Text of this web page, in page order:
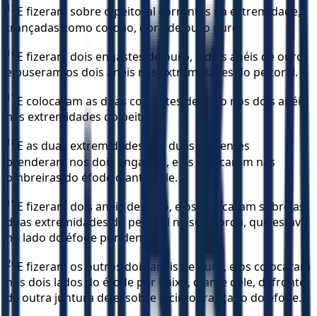
15 E fizeram sobre o peitoral correntes na extremidade,
trançadas como cordão, obra de ouro puro.
16 E fizeram dois engastes de ouro, e dois anéis de ouro,
e puseram os dois anéis nas extremidades do peitoral.
17 E colocaram as duas correntes de ouro nos dois anéis
nas extremidades do peitoral.
18 E as duas extremidades das duas correntes
prenderam nos dois engastes, e os colocaram nas
ombreiras do éfode diante dele.
19 E fizeram dois anéis de ouro, e os colocaram sobre as
duas extremidades do peitoral na sua borda, que estava
no lado do éfode por dentro.
20 E fizeram os outros dois anéis de ouro, e os colocaram
nos dois lados do éfode por baixo, diante dele, defronte
da outra juntura dele, sobre o cinto trançado do éfode.